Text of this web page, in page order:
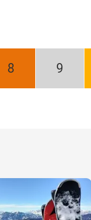
Sierpień:
Wrzesień: